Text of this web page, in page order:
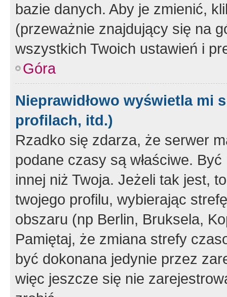
bazie danych. Aby je zmienić,
(przeważnie znajdujący się na
wszystkich Twoich ustawień i
Góra
Nieprawidłowo wyświetla mi
profilach, itd.)
Rzadko się zdarza, że serwer
podane czasy są właściwe.
innej niż Twoja. Jeżeli tak jest,
twojego profilu, wybierając
obszaru (np Berlin, Bruksela,
Pamiętaj, że zmiana strefy
być dokonana jedynie przez
więc jeszcze się nie